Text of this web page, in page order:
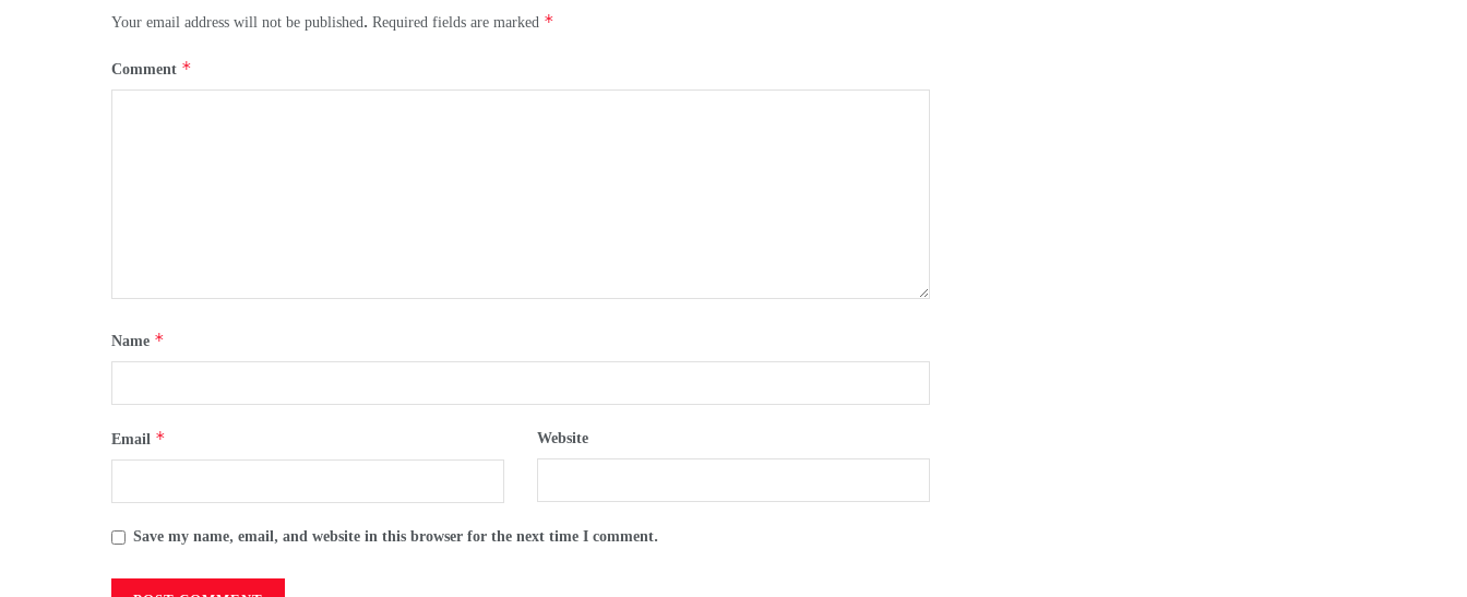
Your email address will not be published. Required fields are marked *
Comment *
Name *
Email * Website
Save my name, email, and website in this browser for the next time I comment.